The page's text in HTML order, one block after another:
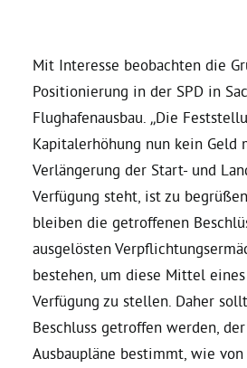
Grüne im
Ratsfraktion
Ratsmitglieder 2025 – 2030
Ratsanträge
Mit Interesse beobachten die
Positionierung in der SPD in
Flughafenausbau. „Die
Kapitalerhöhung nun kein Geld
Verlängerung der Start- und
Verfügung steht, ist zu
bleiben die getroffenen
ausgelösten
bestehen, um diese Mittel eines
Verfügung zu stellen. Daher
Beschluss getroffen werden,
Ausbaupläne bestimmt, wie von